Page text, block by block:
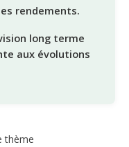
rendements.
long terme
aux évolutions
thème